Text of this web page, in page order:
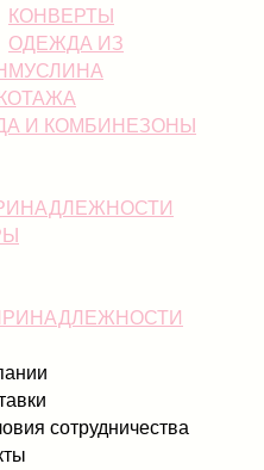
КОНВЕРТЫ
ОДЕЖДА ИЗ
МУСЛИНА
И КОМБИНЕЗОНЫ
сотрудничества